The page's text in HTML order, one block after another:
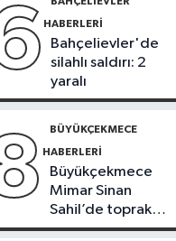
kayıpları önleniyor'
HABERLERI
Bahçelievler'de
silahlı saldırı: 2
yaralı
BÜYÜKÇEKMECE
HABERLERI
Büyükçekmece
Mimar Sinan
Sahil’de toprak
kayması